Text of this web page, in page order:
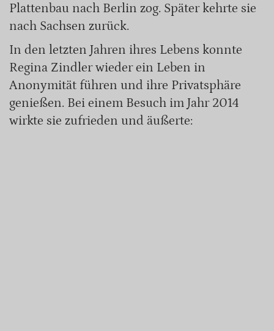
Plattenbau nach Berlin zog. Später kehrte sie
nach Sachsen zurück.
In den letzten Jahren ihres Lebens konnte
Regina Zindler wieder ein Leben in
Anonymität führen und ihre Privatsphäre
genießen. Bei einem Besuch im Jahr 2014
wirkte sie zufrieden und äußerte: